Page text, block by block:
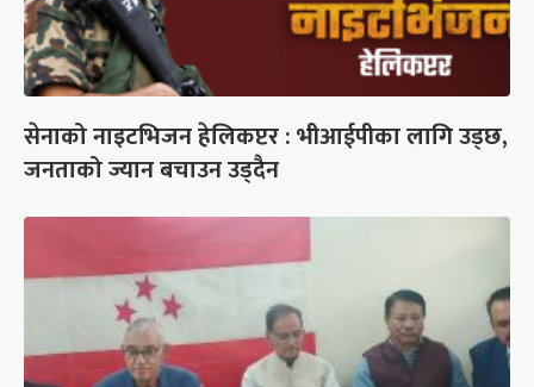
सेनाको नाइटभिजन हेलिकप्टर : भीआईपीका लागि उड्छ,
जनताको ज्यान बचाउन उड्दैन